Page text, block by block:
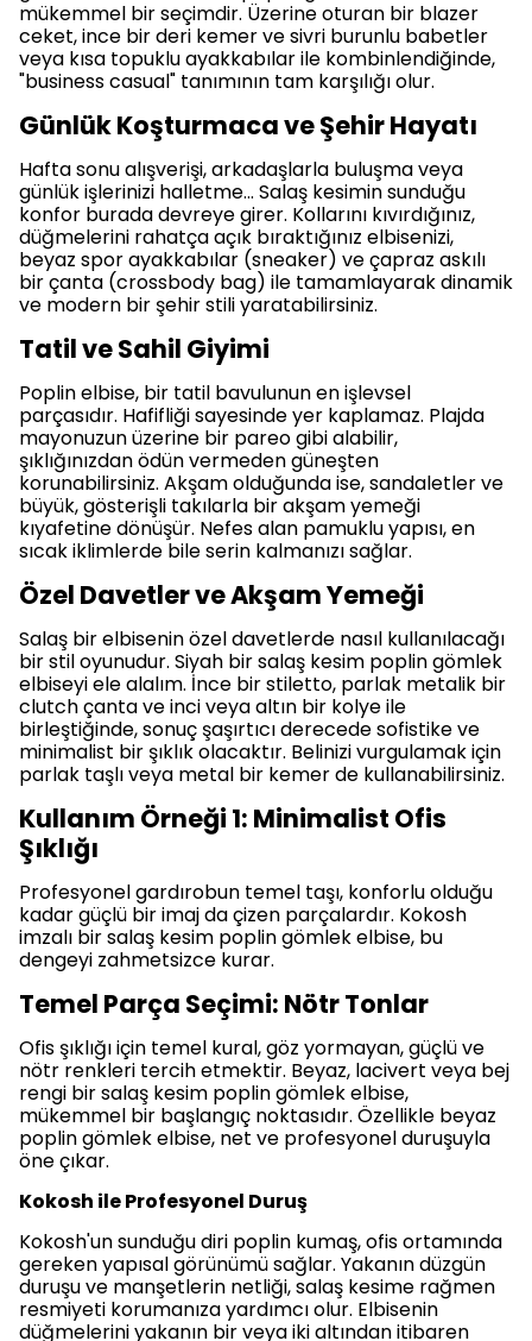
mükemmel bir seçimdir. Üzerine oturan bir blazer
ceket, ince bir deri kemer ve sivri burunlu babetler
veya kısa topuklu ayakkabılar ile kombinlendiğinde,
"business casual" tanımının tam karşılığı olur.
Günlük Koşturmaca ve Şehir Hayatı
Hafta sonu alışverişi, arkadaşlarla buluşma veya
günlük işlerinizi halletme... Salaş kesimin sunduğu
konfor burada devreye girer. Kollarını kıvırdığınız,
düğmelerini rahatça açık bıraktığınız elbisenizi,
beyaz spor ayakkabılar (sneaker) ve çapraz askılı
bir çanta (crossbody bag) ile tamamlayarak dinamik
ve modern bir şehir stili yaratabilirsiniz.
Tatil ve Sahil Giyimi
Poplin elbise, bir tatil bavulunun en işlevsel
parçasıdır. Hafifliği sayesinde yer kaplamaz. Plajda
mayonuzun üzerine bir pareo gibi alabilir,
şıklığınızdan ödün vermeden güneşten
korunabilirsiniz. Akşam olduğunda ise, sandaletler ve
büyük, gösterişli takılarla bir akşam yemeği
kıyafetine dönüşür. Nefes alan pamuklu yapısı, en
sıcak iklimlerde bile serin kalmanızı sağlar.
Özel Davetler ve Akşam Yemeği
Salaş bir elbisenin özel davetlerde nasıl kullanılacağı
bir stil oyunudur. Siyah bir salaş kesim poplin gömlek
elbiseyi ele alalım. İnce bir stiletto, parlak metalik bir
clutch çanta ve inci veya altın bir kolye ile
birleştiğinde, sonuç şaşırtıcı derecede sofistike ve
minimalist bir şıklık olacaktır. Belinizi vurgulamak için
parlak taşlı veya metal bir kemer de kullanabilirsiniz.
Kullanım Örneği 1: Minimalist Ofis
Şıklığı
Profesyonel gardırobun temel taşı, konforlu olduğu
kadar güçlü bir imaj da çizen parçalardır. Kokosh
imzalı bir salaş kesim poplin gömlek elbise, bu
dengeyi zahmetsizce kurar.
Temel Parça Seçimi: Nötr Tonlar
Ofis şıklığı için temel kural, göz yormayan, güçlü ve
nötr renkleri tercih etmektir. Beyaz, lacivert veya bej
rengi bir salaş kesim poplin gömlek elbise,
mükemmel bir başlangıç noktasıdır. Özellikle beyaz
poplin gömlek elbise, net ve profesyonel duruşuyla
öne çıkar.
Kokosh ile Profesyonel Duruş
Kokosh'un sunduğu diri poplin kumaş, ofis ortamında
gereken yapısal görünümü sağlar. Yakanın düzgün
duruşu ve manşetlerin netliği, salaş kesime rağmen
resmiyeti korumanıza yardımcı olur. Elbisenin
düğmelerini yakanın bir veya iki altından itibaren